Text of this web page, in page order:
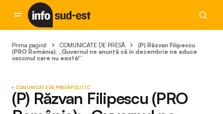
Prima pagină COMUNICATE DE PRESĂ
(P) Răzvan Filipescu
(PRO România): „Guvernul ne anunță că în decembrie ne aduce
vaccinul care nu există!”
COMUNICATE DE PRESĂPOLITIC
(P) Răzvan Filipescu (PRO